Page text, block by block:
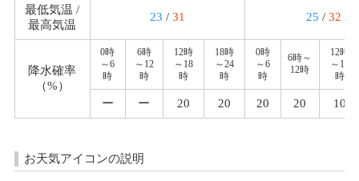
最低気温 /
最高気温
23 / 31 25 / 32
降水確率
（%）
0時
～6
時
6時
～12
時
12時
～18
時
18時
～24
時
0時
～6
時
6時～
12時
12時
～18
時
ー ー 20 20 20 20 10
お天気アイコンの説明